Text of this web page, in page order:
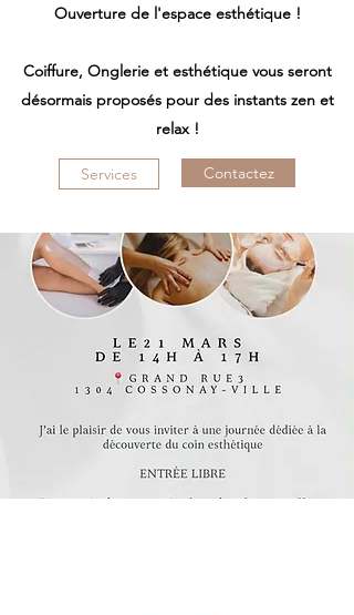
Ouverture de l'espace esthétique!
Coiffure, Onglerieet esthétique vous seront
désormais proposés pour des instants zen et
relax !
Services Contactez